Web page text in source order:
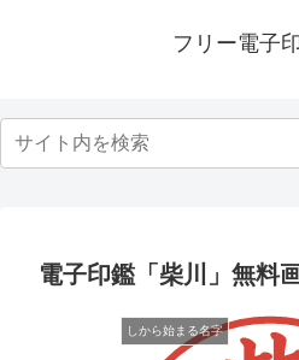
フリー電子
電子印鑑「柴川」無料
しから始まる名字